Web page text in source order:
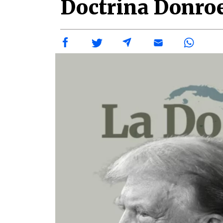
Doctrina